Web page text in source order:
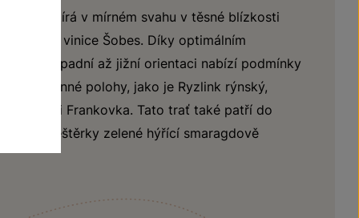
rozprostírá v mírném svahu v těsné blízkosti
jižně od vinice Šobes. Díky optimálním
a jihozápadní až jižní orientaci nabízí podmínky
a slunné polohy, jako je Ryzlink rýnský,
či Frankovka. Tato trať také patří do
ještěrky zelené hýřící smaragdově